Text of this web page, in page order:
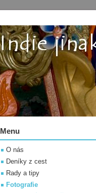
Menu
O nás
Deníky z cest
Rady a tipy
Fotografie